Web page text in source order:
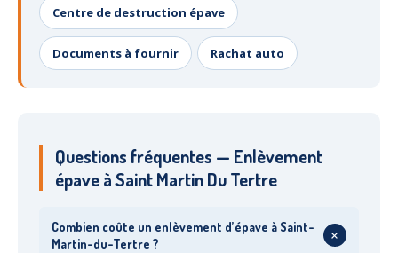
Centre de destruction épave
Documents à fournir Rachat auto
Questions fréquentes — Enlèvement
épave à Saint Martin Du Tertre
Combien coûte un enlèvement d’épave à Saint-
Martin-du-Tertre ?
+